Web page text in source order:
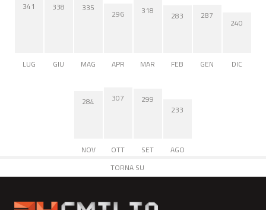
341
LUG
338
GIU
335
MAG
296
APR
318
MAR
283
FEB
287
GEN
240
DIC
284
NOV
307
OTT
299
SET
233
AGO
TORNA SU